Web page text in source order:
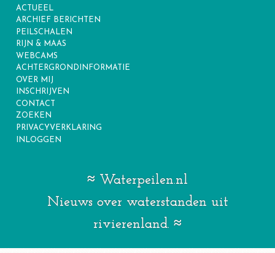
ACTUEEL
ARCHIEF BERICHTEN
PEILSCHALEN
RIJN & MAAS
WEBCAMS
ACHTERGRONDINFORMATIE
OVER MIJ
INSCHRIJVEN
CONTACT
ZOEKEN
PRIVACYVERKLARING
INLOGGEN
Waterpeilen.nl
Nieuws over waterstanden uit
rivierenland.